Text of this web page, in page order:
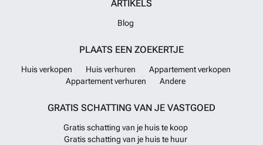
ARTIKELS
Blog
PLAATS EEN ZOEKERTJE
Huis verkopen Huis verhuren
Appartement verkopen
Appartement verhuren
Andere
GRATIS SCHATTING VAN JE VASTGOED
Gratis schatting van je huis te koop
Gratis schatting van je huis te huur